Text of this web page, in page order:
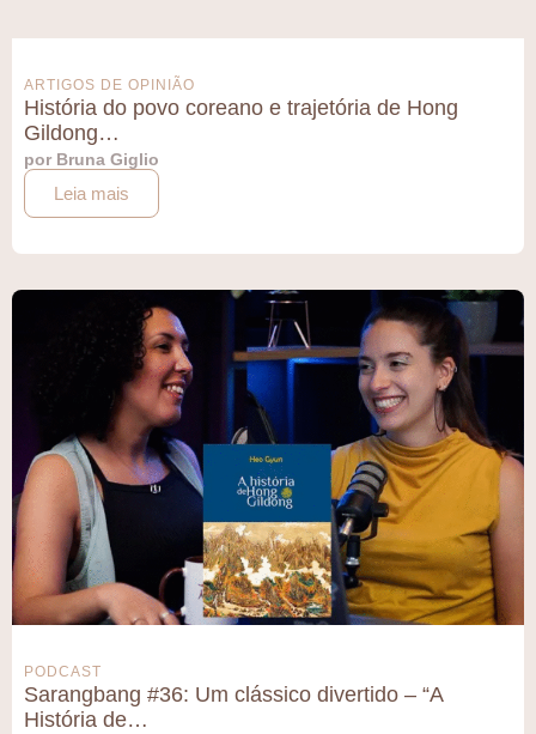
ARTIGOS DE OPINIÃO
História do povo coreano e trajetória de Hong
Gildong…
por Bruna Giglio
Leia mais
PODCAST
Sarangbang #36: Um clássico divertido – “A
História de…